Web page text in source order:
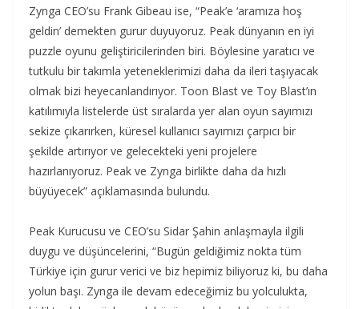
Zynga CEO’su Frank Gibeau ise, “Peak’e ‘aramıza hoş
geldin’ demekten gurur duyuyoruz. Peak dünyanın en iyi
puzzle oyunu geliştiricilerinden biri. Böylesine yaratıcı ve
tutkulu bir takımla yeteneklerimizi daha da ileri taşıyacak
olmak bizi heyecanlandırıyor. Toon Blast ve Toy Blast’ın
katılımıyla listelerde üst sıralarda yer alan oyun sayımızı
sekize çıkarırken, küresel kullanıcı sayımızı çarpıcı bir
şekilde artırıyor ve gelecekteki yeni projelere
hazırlanıyoruz. Peak ve Zynga birlikte daha da hızlı
büyüyecek” açıklamasında bulundu.
Peak Kurucusu ve CEO’su Sidar Şahin anlaşmayla ilgili
duygu ve düşüncelerini, “Bugün geldiğimiz nokta tüm
Türkiye için gurur verici ve biz hepimiz biliyoruz ki, bu daha
yolun başı. Zynga ile devam edeceğimiz bu yolculukta,